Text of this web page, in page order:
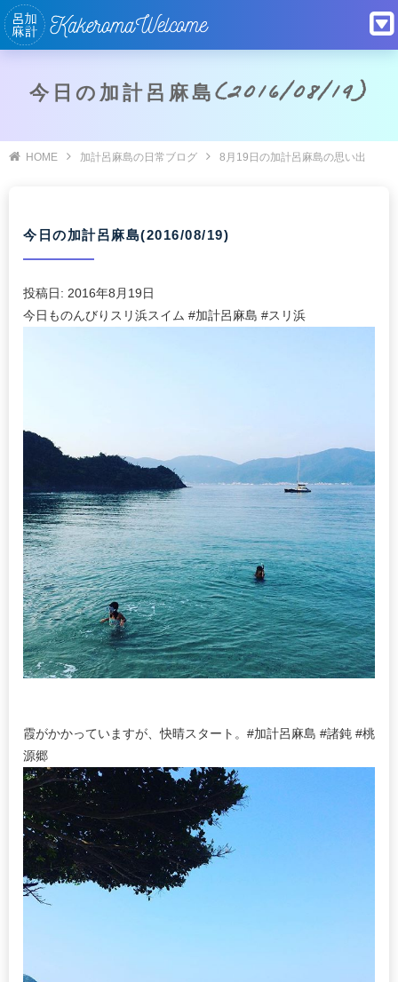
今日の加計呂麻島(2016/08/19)
HOME 加計呂麻島の日常ブログ 8月19日の加計呂麻島の思い出
今日の加計呂麻島(2016/08/19)
投稿日: 2016年8月19日
今日ものんびりスリ浜スイム #加計呂麻島 #スリ浜
霞がかかっていますが、快晴スタート。#加計呂麻島 #諸鈍 #桃
源郷